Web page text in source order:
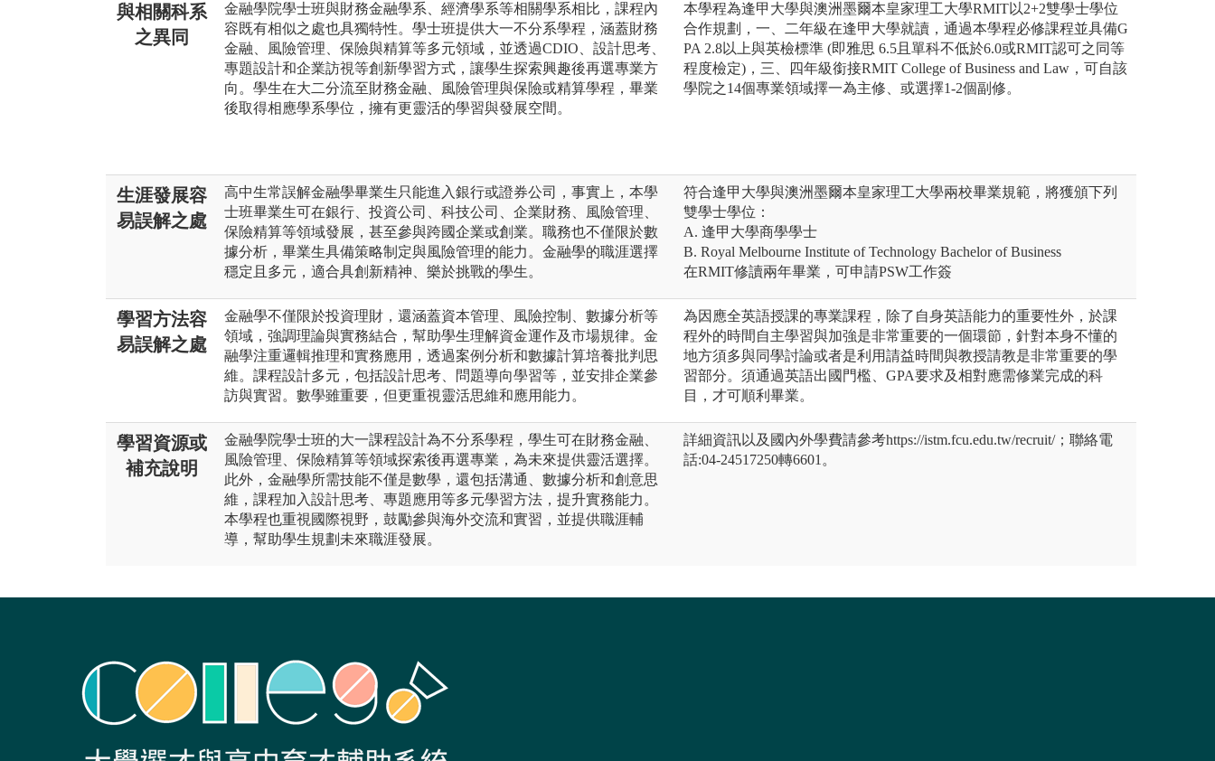
與相關科系
之異同
金融學院學士班與財務金融學系、經濟學系等相關學系相比，課程內
容既有相似之處也具獨特性。學士班提供大一不分系學程，涵蓋財務
金融、風險管理、保險與精算等多元領域，並透過CDIO、設計思考、
專題設計和企業訪視等創新學習方式，讓學生探索興趣後再選專業方
向。學生在大二分流至財務金融、風險管理與保險或精算學程，畢業
後取得相應學系學位，擁有更靈活的學習與發展空間。
本學程為逢甲大學與澳洲墨爾本皇家理工大學RMIT以2+2雙學士學位
合作規劃，一、二年級在逢甲大學就讀，通過本學程必修課程並具備G
PA 2.8以上與英檢標準 (即雅思 6.5且單科不低於6.0或RMIT認可之同等
程度檢定)，三、四年級銜接RMIT College of Business and Law，可自該
學院之14個專業領域擇一為主修、或選擇1-2個副修。
生涯發展容
易誤解之處
高中生常誤解金融學畢業生只能進入銀行或證券公司，事實上，本學
士班畢業生可在銀行、投資公司、科技公司、企業財務、風險管理、
保險精算等領域發展，甚至參與跨國企業或創業。職務也不僅限於數
據分析，畢業生具備策略制定與風險管理的能力。金融學的職涯選擇
穩定且多元，適合具創新精神、樂於挑戰的學生。
符合逢甲大學與澳洲墨爾本皇家理工大學兩校畢業規範，將獲頒下列
雙學士學位：
A. 逢甲大學商學學士
B. Royal Melbourne Institute of Technology Bachelor of Business
在RMIT修讀兩年畢業，可申請PSW工作簽
學習方法容
易誤解之處
金融學不僅限於投資理財，還涵蓋資本管理、風險控制、數據分析等
領域，強調理論與實務結合，幫助學生理解資金運作及市場規律。金
融學注重邏輯推理和實務應用，透過案例分析和數據計算培養批判思
維。課程設計多元，包括設計思考、問題導向學習等，並安排企業參
訪與實習。數學雖重要，但更重視靈活思維和應用能力。
為因應全英語授課的專業課程，除了自身英語能力的重要性外，於課
程外的時間自主學習與加強是非常重要的一個環節，針對本身不懂的
地方須多與同學討論或者是利用請益時間與教授請教是非常重要的學
習部分。須通過英語出國門檻、GPA要求及相對應需修業完成的科
目，才可順利畢業。
學習資源或
補充說明
金融學院學士班的大一課程設計為不分系學程，學生可在財務金融、
風險管理、保險精算等領域探索後再選專業，為未來提供靈活選擇。
此外，金融學所需技能不僅是數學，還包括溝通、數據分析和創意思
維，課程加入設計思考、專題應用等多元學習方法，提升實務能力。
本學程也重視國際視野，鼓勵參與海外交流和實習，並提供職涯輔
導，幫助學生規劃未來職涯發展。
詳細資訊以及國內外學費請參考https://istm.fcu.edu.tw/recruit/；聯絡電
話:04-24517250轉6601。